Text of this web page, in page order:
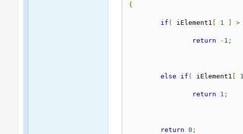
{
if ( iElement1 [ 1 ] >
return - 1 ;
else if ( iElement1 [ 1
return 1 ;
return 0 ;